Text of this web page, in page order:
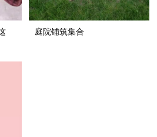
庭院铺筑集合